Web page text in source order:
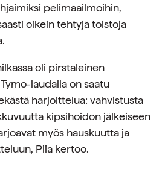
pelimaailmoihin,
oikein tehtyjä toistoja
oli pirstaleinen
laudalla on saatu
harjoittelua: vahvistusta
kipsihoidon jälkeiseen
myös hauskuutta ja
Piia kertoo.